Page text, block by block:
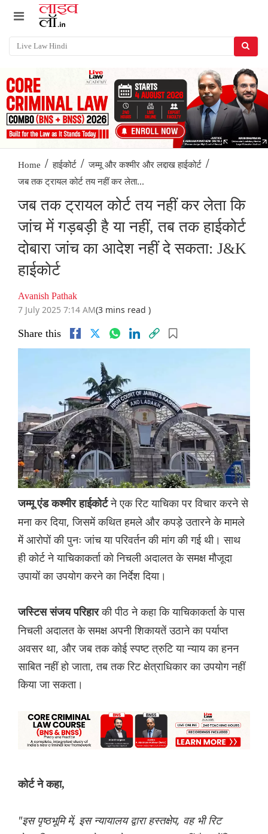
Home / हाईकोर्ट / जम्मू और कश्मीर और लद्दाख हाईकोर्ट /
जब तक ट्रायल कोर्ट तय नहीं कर लेता...
जब तक ट्रायल कोर्ट तय नहीं कर लेता कि
जांच में गड़बड़ी है या नहीं, तब तक हाईकोर्ट
दोबारा जांच का आदेश नहीं दे सकता: J&K
हाईकोर्ट
Avanish Pathak
7 July 2025 7:14 AM(3 mins read )
Share this
जम्‍मू एंड कश्मीर हाईकोर्टने एक रिट याचिका पर विचार करने से
मना कर दिया, जिसमें कथित हमले और कपड़े उतारने के मामले
में आरोपों की पुनः जांच या परिवर्तन की मांग की गई थी। साथ
ही कोर्ट ने याचिकाकर्ता को निचली अदालत के समक्ष मौजूदा
उपायों का उपयोग करने का निर्देश दिया।
जस्टिस संजय परिहारकी पीठ ने कहा कि याचिकाकर्ता के पास
निचली अदालत के समक्ष अपनी शिकायतें उठाने का पर्याप्त
अवसर था, और जब तक कोई स्पष्ट त्रुटि या न्याय का हनन
साबित नहीं हो जाता, तब तक रिट क्षेत्राधिकार का उपयोग नहीं
किया जा सकता।
कोर्ट ने कहा,
"इस पृष्ठभूमि में, इस न्यायालय द्वारा हस्तक्षेप, वह भी रिट